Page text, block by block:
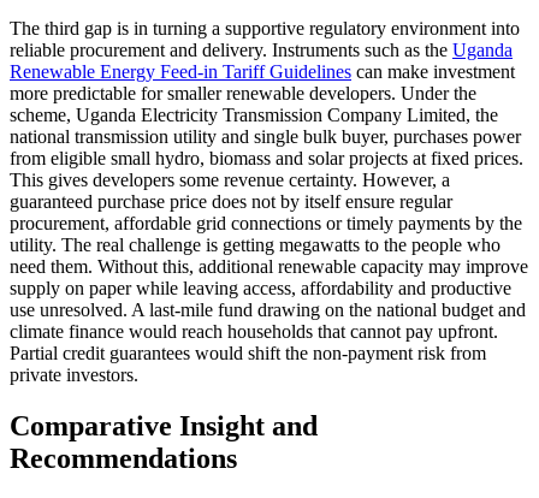
The third gap is in turning a supportive regulatory environment into
reliable procurement and delivery. Instruments such as the Uganda
Renewable Energy Feed-in Tariff Guidelines can make investment
more predictable for smaller renewable developers. Under the
scheme, Uganda Electricity Transmission Company Limited, the
national transmission utility and single bulk buyer, purchases power
from eligible small hydro, biomass and solar projects at fixed prices.
This gives developers some revenue certainty. However, a
guaranteed purchase price does not by itself ensure regular
procurement, affordable grid connections or timely payments by the
utility. The real challenge is getting megawatts to the people who
need them. Without this, additional renewable capacity may improve
supply on paper while leaving access, affordability and productive
use unresolved. A last-mile fund drawing on the national budget and
climate finance would reach households that cannot pay upfront.
Partial credit guarantees would shift the non-payment risk from
private investors.
Comparative Insight and
Recommendations